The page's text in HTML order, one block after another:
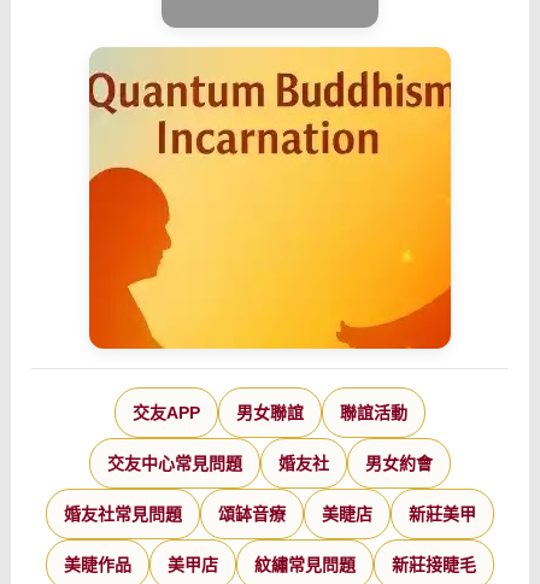
交友APP 男女聯誼 聯誼活動
交友中心常見問題 婚友社 男女約會
婚友社常見問題 頌缽音療 美睫店 新莊美甲
美睫作品 美甲店 紋繡常見問題 新莊接睫毛